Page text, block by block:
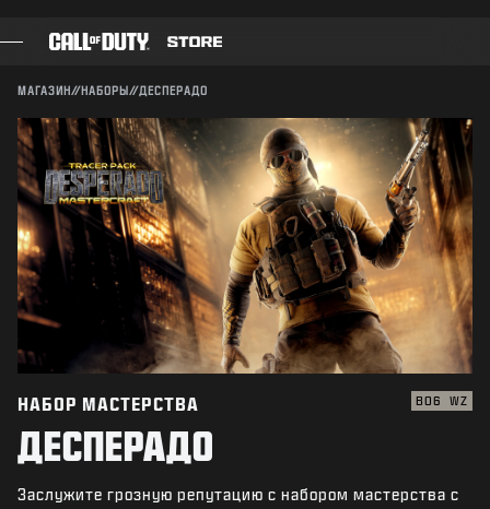
ИГРЫ
БОЕВОЙ ПРОПУСК
ЧЕРНЫЙ СЕКТОР
ОЧКИ CОD
МАГАЗИН СНАРЯЖЕНИЯ
COMBAT BUILDS
ИГРЫ
НОВОСТИ
МАГАЗИН//НАБОРЫ//ДЕСПЕРАДО
Совместимо:
ПОДТВЕРДИТЬ ПОКУПКУ
ОТМЕНА
Activision может в любое время обновлять, заменять
и удалять игровые материалы.
НАБОР МАСТЕРСТВА BO6 WZ
ДЕСПЕРАДО
Заслужите грозную репутацию с набором мастерства с